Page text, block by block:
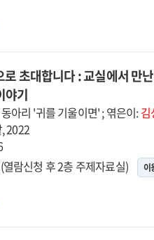
초대합니다 : 교실에서 만
야기
아리 '귀를 기울이면' ; 엮은이:김
2022
열람신청 후 2층 주제자료실) 이